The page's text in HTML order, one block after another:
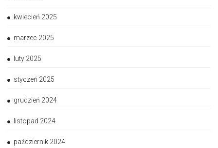
kwiecień 2025
marzec 2025
luty 2025
styczeń 2025
grudzień 2024
listopad 2024
październik 2024